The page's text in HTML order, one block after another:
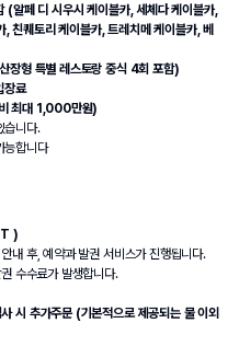
(알페 디 시우시 케이블카, 세체다 케이블카,
친퀘토리 케이블카, 트레치메 케이블카, 베
장형 특별 레스토랑 중식 4회 포함)
장료
최대 1,000만원)
습니다.
능합니다
)
내 후, 예약과 발권 서비스가 진행됩니다.
수수료가 발생합니다.
시 추가주문 (기본적으로 제공되는 물 이외